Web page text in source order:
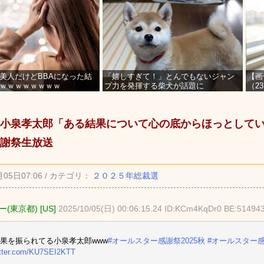
人だけどBBAになった結
ｗｗｗｗｗｗｗ
「嬉しすぎて！」とんでもないジャン
プ力を発揮する柴犬が話題に
【
（
泉孝太郎「ある結果について心の底からほっとし
祭生放送
日07:06 / カテゴリ： ２０２５年総裁選
(東京都) [US] 2025/10/05(日) 00:06:15.24 ID:KCm4KqDr0
を振られてる小泉孝太郎www#オールスター感謝祭2025秋 #オールスター
KU7SEI2KTT